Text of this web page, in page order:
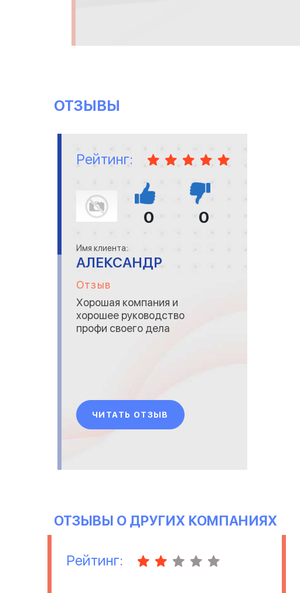
ОТЗЫВЫ
Рейтинг:
0 0
Имя клиента:
АЛЕКСАНДР
Отзыв
Хорошая компания и
хорошее руководство
профи своего дела
ЧИТАТЬ ОТЗЫВ
ОТЗЫВЫ О ДРУГИХ КОМПАНИЯХ
Рейтинг: